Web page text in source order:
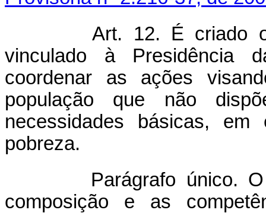
Art. 12.
É criado
vinculado à Presidência
coordenar as ações
população que não
necessidades básicas,
pobreza.
Parágrafo único.
composição e as